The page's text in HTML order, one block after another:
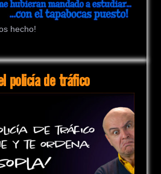
hecho!
policía de tráfico